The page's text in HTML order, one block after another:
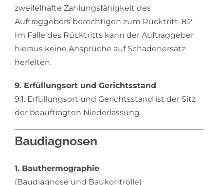
zweifelhafte Zahlungsfähigkeit des
Auftraggebers berechtigen zum Rücktritt. 8.2.
Im Falle des Rücktritts kann der Auftraggeber
hieraus keine Ansprüche auf Schadenersatz
herleiten.
9. Erfüllungsort und Gerichtsstand
9.1. Erfüllungsort und Gerichtsstand ist der Sitz
der beauftragten Niederlassung.
Baudiagnosen
1. Bauthermographie
(Baudiagnose und Baukontrolle)